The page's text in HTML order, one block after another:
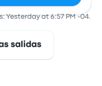
Yesterday at 6:57 PM -04.
salidas